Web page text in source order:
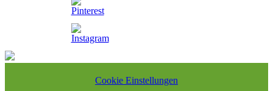
Cookie Einstellungen